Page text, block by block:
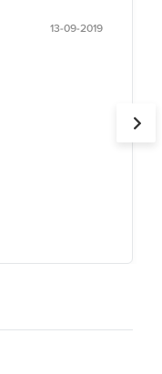
13-09-2019